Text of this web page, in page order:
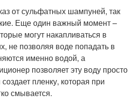
от сульфатных шампуней, так
Еще один важный момент –
могут накапливаться в
не позволяя воде попадать в
именно водой, а
позволяет эту воду просто
пленку, которая при
смывается.